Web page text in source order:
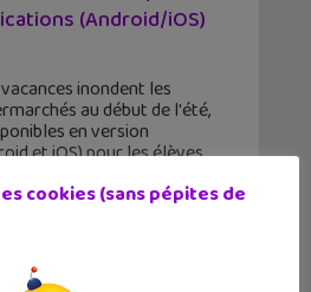
(Android/iOS)
inondent les
au début de l'été,
en version
et iOS) pour les élèves
cookies (sans pépites de